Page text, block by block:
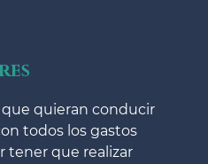
que quieran conducir
todos los gastos
tener que realizar